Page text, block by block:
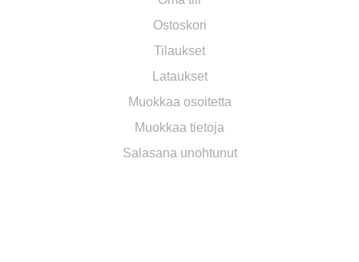
Ostoskori
Tilaukset
Lataukset
Muokkaa osoitetta
Muokkaa tietoja
Salasana unohtunut